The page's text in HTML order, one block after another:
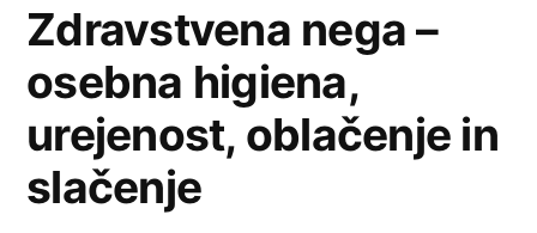
estetska
urejenost
ter
oblačenje
in
Zdravstvena nega –
osebna higiena,
urejenost, oblačenje in
slačenje